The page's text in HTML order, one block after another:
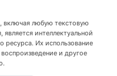
любую текстовую
интеллектуальной
ресурса. Их использование
и другое